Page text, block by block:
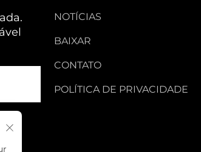
NOTÍCIAS
BAIXAR
CONTATO
POLÍTICA DE PRIVACIDADE